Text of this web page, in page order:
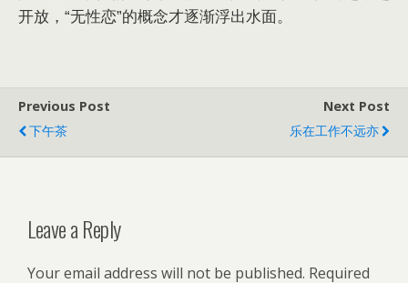
开放，“无性恋”的概念才逐渐浮出水面。
Previous Post
下午茶
Next Post
乐在工作不远亦
Leave a Reply
Your email address will not be published. Required